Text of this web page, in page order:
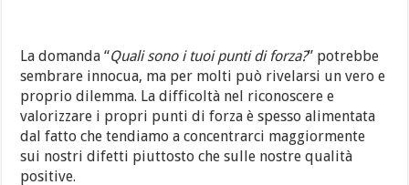
La domanda “Quali sono i tuoi punti di forza?” potrebbe
sembrare innocua, ma per molti può rivelarsi un vero e
proprio dilemma. La difficoltà nel riconoscere e
valorizzare i propri punti di forza è spesso alimentata
dal fatto che tendiamo a concentrarci maggiormente
sui nostri difetti piuttosto che sulle nostre qualità
positive.